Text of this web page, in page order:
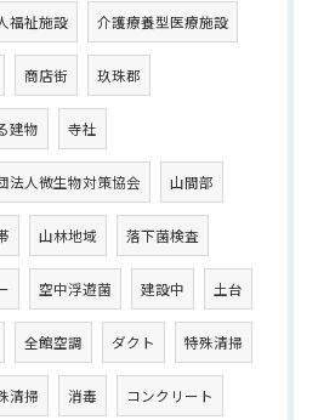
福祉施設 介護療養型医療施設
商店街 玖珠郡
建物 寺社
法人微生物対策協会 山間部
山林地域 落下菌検査
空中浮遊菌 建設中 土台
全館空調 ダクト 特殊清掃
清掃 消毒 コンクリート